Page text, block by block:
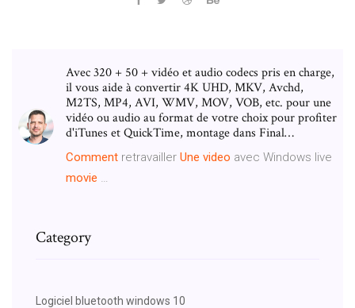
Avec 320 + 50 + vidéo et audio codecs pris en charge,
il vous aide à convertir 4K UHD, MKV, Avchd,
M2TS, MP4, AVI, WMV, MOV, VOB, etc. pour une
vidéo ou audio au format de votre choix pour profiter
d'iTunes et QuickTime, montage dans Final…
Comment retravailler Une video avec Windows live
movie …
Category
Logiciel bluetooth windows 10